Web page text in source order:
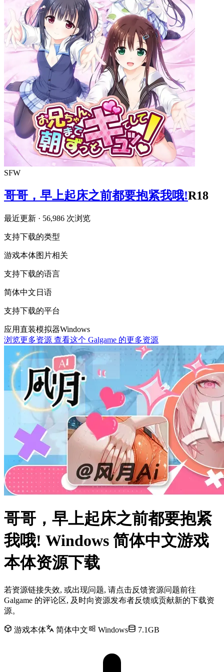
SFW
哥哥，早上起床之前都要抱紧我哦!R18
最近更新 · 56,986 次浏览
支持下载的类型
游戏本体图片相关
支持下载的语言
简体中文 日语
支持下载的平台
应用直装模拟器Windows
浏览更多资源 查看这个 Galgame 的更多资源
哥哥，早上起床之前都要抱紧
我哦! Windows 简体中文游戏
本体资源下载
若资源链接失效, 或出现问题, 请点击反馈资源问题前往
Galgame 的评论区, 及时向资源发布者反馈或贡献新的下载资
源。
游戏本体 简体中文 Windows 7.1GB